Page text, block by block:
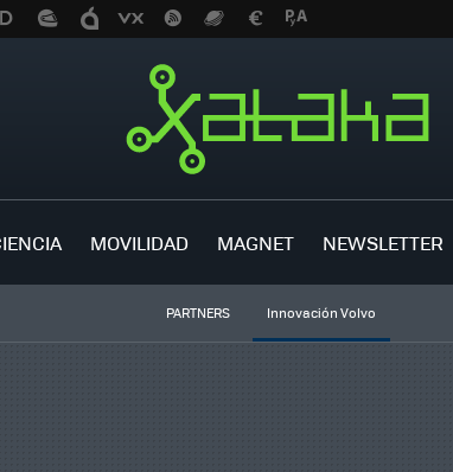
MOVILIDAD MAGNET NEWSLETTER
PARTNERS Innovación Volvo